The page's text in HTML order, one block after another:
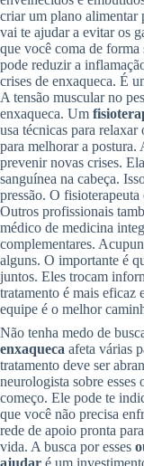
criar um plano alimentar
vai te ajudar a evitar os
que você coma de
pode reduzir a
crises de enxaqueca. É
A tensão muscular no
enxaqueca. Um
usa técnicas para
para melhorar a postura.
prevenir novas crises.
sanguínea na cabeça.
pressão. O
Outros profissionais
médico de medicina
complementares.
alguns. O importante é
juntos. Eles trocam
tratamento é mais eficaz
equipe é o melhor
Não tenha medo de
enxaqueca afeta várias
tratamento deve ser
neurologista sobre esses
começo. Ele pode te
que você não precisa
rede de apoio pronta
vida. A busca por esses
ajudar é um